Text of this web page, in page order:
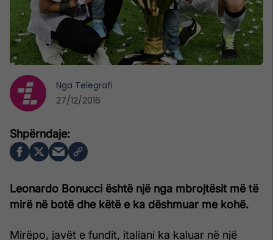
Leonardo Bonucci është një nga mbrojtësit më të
mirë në botë dhe këtë e ka dëshmuar me kohë.
Mirëpo, javët e fundit, italiani ka kaluar në një
Nga Telegrafi
27/12/2016